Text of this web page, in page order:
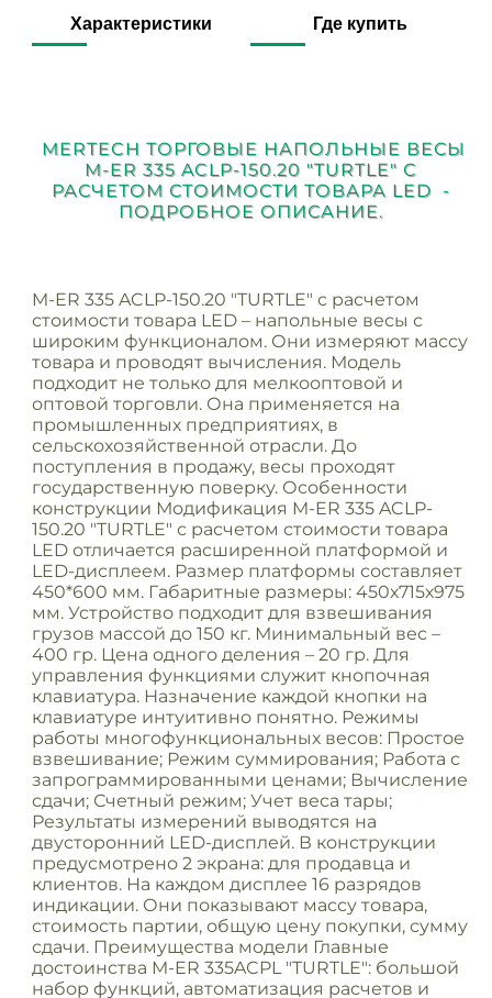
Характеристики Где купить
MERTECH ТОРГОВЫЕ НАПОЛЬНЫЕ ВЕСЫ
M-ER 335 ACLP-150.20 "TURTLE" С
РАСЧЕТОМ СТОИМОСТИ ТОВАРА LED -
ПОДРОБНОЕ ОПИСАНИЕ.
M-ER 335 ACLP-150.20 "TURTLE" с расчетом
стоимости товара LED – напольные весы с
широким функционалом. Они измеряют массу
товара и проводят вычисления. Модель
подходит не только для мелкооптовой и
оптовой торговли. Она применяется на
промышленных предприятиях, в
сельскохозяйственной отрасли. До
поступления в продажу, весы проходят
государственную поверку. Особенности
конструкции Модификация M-ER 335 ACLP-
150.20 "TURTLE" с расчетом стоимости товара
LED отличается расширенной платформой и
LED-дисплеем. Размер платформы составляет
450*600 мм. Габаритные размеры: 450х715х975
мм. Устройство подходит для взвешивания
грузов массой до 150 кг. Минимальный вес –
400 гр. Цена одного деления – 20 гр. Для
управления функциями служит кнопочная
клавиатура. Назначение каждой кнопки на
клавиатуре интуитивно понятно. Режимы
работы многофункциональных весов: Простое
взвешивание; Режим суммирования; Работа с
запрограммированными ценами; Вычисление
сдачи; Счетный режим; Учет веса тары;
Результаты измерений выводятся на
двусторонний LED-дисплей. В конструкции
предусмотрено 2 экрана: для продавца и
клиентов. На каждом дисплее 16 разрядов
индикации. Они показывают массу товара,
стоимость партии, общую цену покупки, сумму
сдачи. Преимущества модели Главные
достоинства M-ER 335ACPL "TURTLE": большой
набор функций, автоматизация расчетов и